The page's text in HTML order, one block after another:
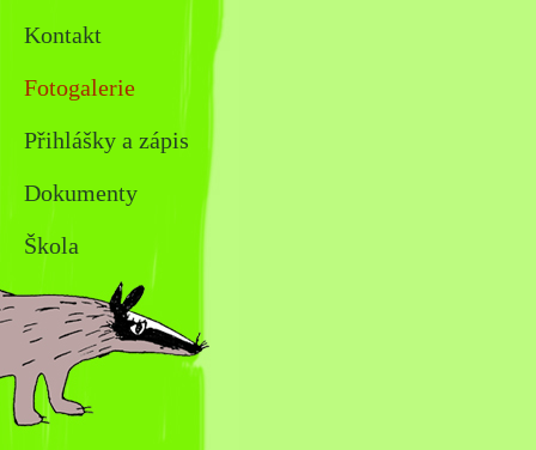
Kontakt
Fotogalerie
Přihlášky a zápis
Dokumenty
Škola